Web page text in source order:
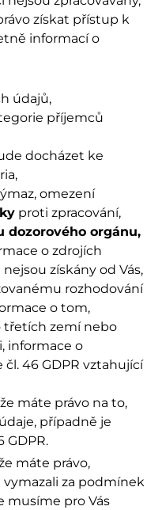
získat přístup k
informací o
údajů,
příjemců
docházet ke
omezení
proti zpracování,
dozorového orgánu,
o zdrojích
získány od Vás,
rozhodování
o tom,
třetích zemí nebo
informace o
46 GDPR vztahující
máte právo na to,
případně je
GDPR.
máte právo,
za podmínek
musíme pro Vás